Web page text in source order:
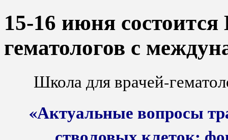
15-16 июня
гематологов с
Школа для врачей-
«Актуальные вопросы